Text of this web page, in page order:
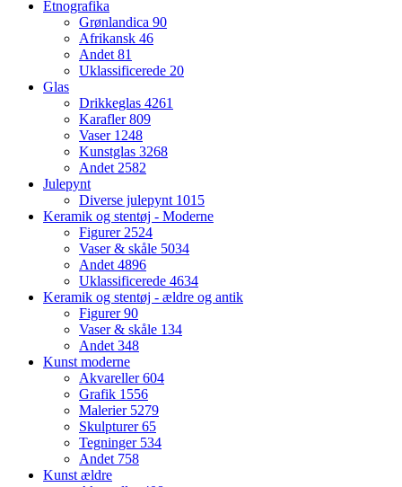
Etnografika
Grønlandica 90
Afrikansk 46
Andet81
Uklassificerede 20
Glas
Drikkeglas 4261
Karafler809
Vaser 1248
Kunstglas 3268
Andet2582
Julepynt
Diverse julepynt 1015
Keramik og stentøj - Moderne
Figurer2524
Vaser & skåle 5034
Andet4896
Uklassificerede 4634
Keramik og stentøj - ældre og antik
Figurer90
Vaser & skåle 134
Andet348
Kunst moderne
Akvareller604
Grafik 1556
Malerier 5279
Skulpturer65
Tegninger 534
Andet 758
Kunst ældre